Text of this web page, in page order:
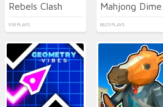
Rebels Clash
916 PLAYS 6625 PLAYS